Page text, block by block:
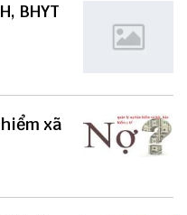
BHYT
xã